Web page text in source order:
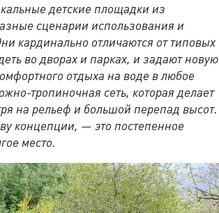
детские площадки из
сценарии использования и
кардинально отличаются от типовых
во дворах и парках, и задают новую
отдыха на воде в любое
тропиночная сеть, которая делает
на рельеф и большой перепад высот.
концепции, — это постепенное
место.